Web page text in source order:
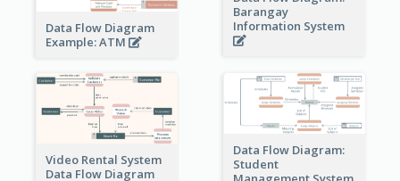
Barangay
Information System
Data Flow Diagram
Example: ATM
Video Rental System
Data Flow Diagram
Data Flow Diagram:
Student